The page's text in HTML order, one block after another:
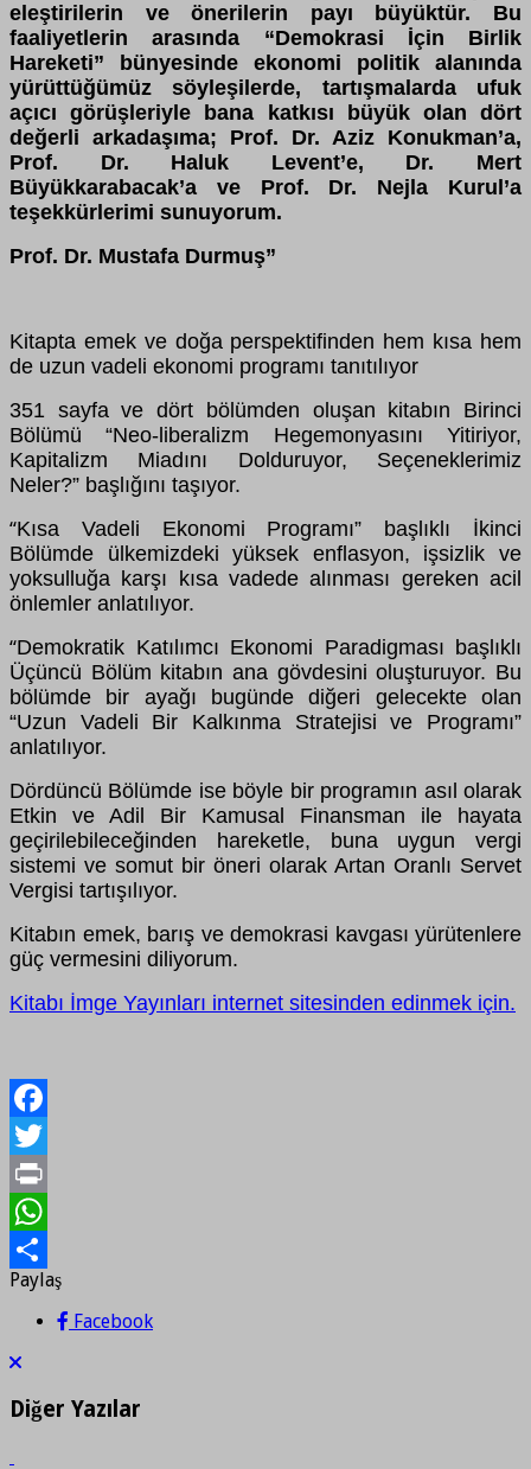
eleştirilerin ve önerilerin payı büyüktür. Bu
faaliyetlerin arasında “Demokrasi İçin Birlik
Hareketi” bünyesinde ekonomi politik alanında
yürüttüğümüz söyleşilerde, tartışmalarda ufuk
açıcı görüşleriyle bana katkısı büyük olan dört
değerli arkadaşıma; Prof. Dr. Aziz Konukman’a,
Prof. Dr. Haluk Levent’e, Dr. Mert
Büyükkarabacak’a ve Prof. Dr. Nejla Kurul’a
teşekkürlerimi sunuyorum.
Prof. Dr. Mustafa Durmuş”
Kitapta emek ve doğa perspektifinden hem kısa hem
de uzun vadeli ekonomi programı tanıtılıyor
351 sayfa ve dört bölümden oluşan kitabın Birinci
Bölümü “Neo-liberalizm Hegemonyasını Yitiriyor,
Kapitalizm Miadını Dolduruyor, Seçeneklerimiz
Neler?” başlığını taşıyor.
“Kısa Vadeli Ekonomi Programı” başlıklı İkinci
Bölümde ülkemizdeki yüksek enflasyon, işsizlik ve
yoksulluğa karşı kısa vadede alınması gereken acil
önlemler anlatılıyor.
“Demokratik Katılımcı Ekonomi Paradigması başlıklı
Üçüncü Bölüm kitabın ana gövdesini oluşturuyor. Bu
bölümde bir ayağı bugünde diğeri gelecekte olan
“Uzun Vadeli Bir Kalkınma Stratejisi ve Programı”
anlatılıyor.
Dördüncü Bölümde ise böyle bir programın asıl olarak
Etkin ve Adil Bir Kamusal Finansman ile hayata
geçirilebileceğinden hareketle, buna uygun vergi
sistemi ve somut bir öneri olarak Artan Oranlı Servet
Vergisi tartışılıyor.
Kitabın emek, barış ve demokrasi kavgası yürütenlere
güç vermesini diliyorum.
Kitabı İmge Yayınları internet sitesinden edinmek için.
Facebook
Twitter
Print
WhatsApp
Paylaş
Paylaş
Facebook
Diğer Yazılar